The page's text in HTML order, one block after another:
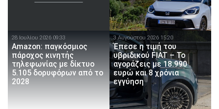
28 Ιουλίου 2026 09:33
Amazon: παγκόσμιος
πάροχος κινητής
τηλεφωνίας με δίκτυο
5.105 δορυφόρων από το
2028
3 Αυγούστου 2026 15:20
Έπεσε η τιμή του
υβριδικού FIAT – Το
αγοράζεις με 18.990
ευρώ και 8 χρόνια
εγγύηση